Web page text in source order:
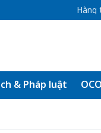
Hàng
& Pháp luật